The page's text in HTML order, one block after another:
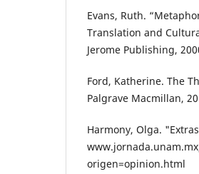
Evans, Ruth.
Translation and
Jerome Publishing,
Ford, Katherine. The
Palgrave Macmillan,
Harmony, Olga.
origen=opinion.html